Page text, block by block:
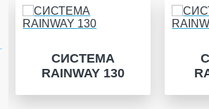
СИСТЕМА
RAINWAY 130